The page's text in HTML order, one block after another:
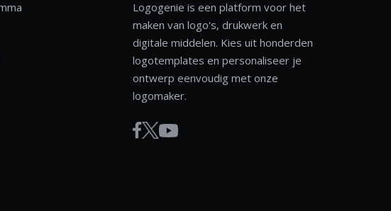
Logogenie is een platform voor het
maken van logo's, drukwerk en
digitale middelen. Kies uit honderden
logotemplates en personaliseer je
ontwerp eenvoudig met onze
logomaker.